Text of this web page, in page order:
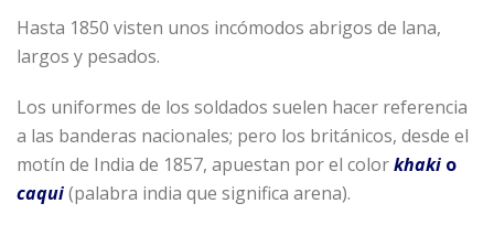
Hasta 1850 visten unos incómodos abrigos de lana,
largos y pesados.
Los uniformes de los soldados suelen hacer referencia
a las banderas nacionales; pero los británicos, desde el
motín de India de 1857, apuestan por el colorkhaki o
caqui(palabra india que significa arena).